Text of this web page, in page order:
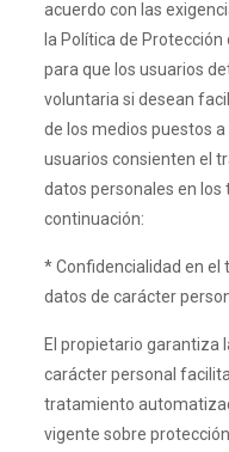
acuerdo con las
la Política de
para que los usuarios
voluntaria si desean
de los medios puestos a
usuarios consienten el
datos personales en los
continuación:
* Confidencialidad en
datos de carácter
El propietario garantiza
carácter personal
tratamiento
vigente sobre